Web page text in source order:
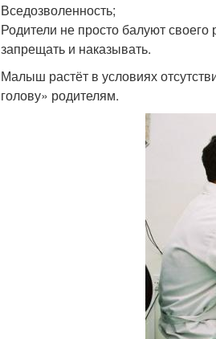
Вседозволенность;
Родители не просто балуют
запрещать и наказывать.
Малыш растёт в условиях
голову» родителям.